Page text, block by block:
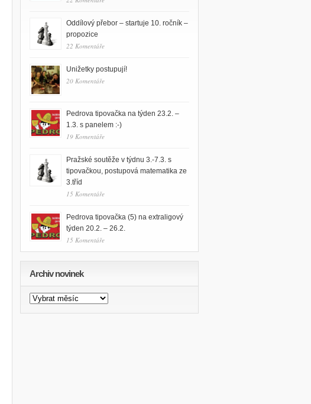
Oddílový přebor – startuje 10. ročník –
propozice
22 Komentáře
Unižetky postupují!
20 Komentáře
Pedrova tipovačka na týden 23.2. –
1.3. s panelem :-)
19 Komentáře
Pražské soutěže v týdnu 3.-7.3. s
tipovačkou, postupová matematika ze
3.tříd
15 Komentáře
Pedrova tipovačka (5) na extraligový
týden 20.2. – 26.2.
15 Komentáře
Archiv novinek
Archiv